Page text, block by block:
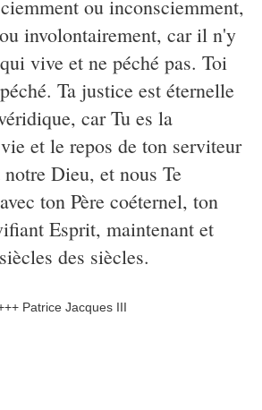
ou inconsciemment,
involontairement, car il n'y
vive et ne péché pas. Toi
Ta justice est éternelle
car Tu es la
et le repos de ton serviteur
Dieu, et nous Te
ton Père coéternel, ton
Esprit, maintenant et
des siècles.
Patrice Jacques III